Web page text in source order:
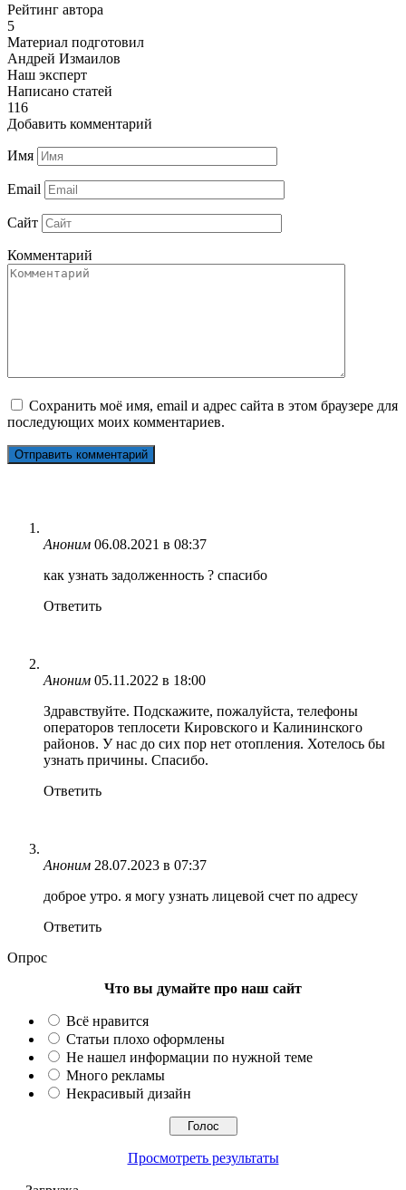
Рейтинг автора
5
Материал подготовил
Андрей Измаилов
Наш эксперт
Написано статей
116
Добавить комментарий
Имя
Email
Сайт
Комментарий
Сохранить моё имя, email и адрес сайта в этом браузере для
последующих моих комментариев.
Аноним 06.08.2021 в 08:37
как узнать задолженность ? спасибо
Ответить
Аноним 05.11.2022 в 18:00
Здравствуйте. Подскажите, пожалуйста, телефоны
операторов теплосети Кировского и Калининского
районов. У нас до сих пор нет отопления. Хотелось бы
узнать причины. Спасибо.
Ответить
Аноним 28.07.2023 в 07:37
доброе утро. я могу узнать лицевой счет по адресу
Ответить
Опрос
Что вы думайте про наш сайт
Всё нравится
Статьи плохо оформлены
Не нашел информации по нужной теме
Много рекламы
Некрасивый дизайн
Просмотреть результаты